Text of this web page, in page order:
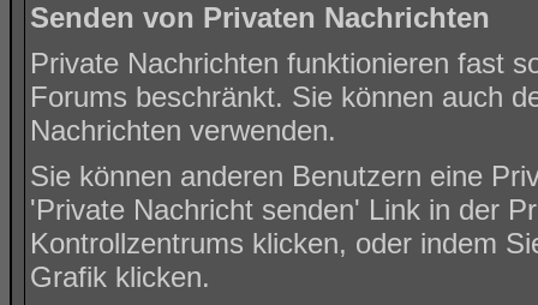
Senden von Privaten Nachrichten
Private Nachrichten funktionieren fast
Forums beschränkt. Sie können auch
Nachrichten verwenden.
Sie können anderen Benutzern eine
'Private Nachricht senden' Link in der
Kontrollzentrums klicken, oder indem
Grafik klicken.